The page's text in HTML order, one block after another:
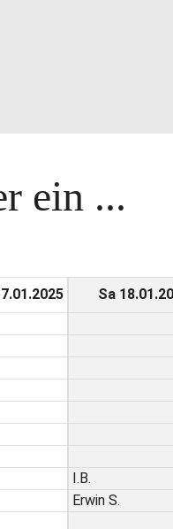
ein ...
Sa
I.B.
Erwin S.